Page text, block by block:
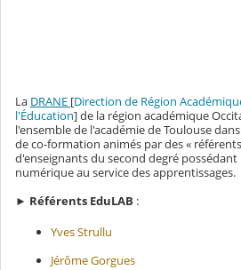
La DRANE [Direction de Région
l'Éducation] de la région académique
l'ensemble de l'académie de Toulouse
de co-formation animés par des «
d'enseignants du second degré
numérique au service des apprentissages.
► Référents EduLAB :
Yves Strullu
Jérôme Gorgues